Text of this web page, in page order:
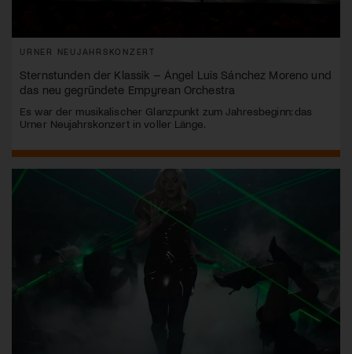
URNER NEUJAHRSKONZERT
Sternstunden der Klassik – Ángel Luis Sánchez Moreno und
das neu gegründete Empyrean Orchestra
Es war der musikalischer Glanzpunkt zum Jahresbeginn: das
Urner Neujahrskonzert in voller Länge.